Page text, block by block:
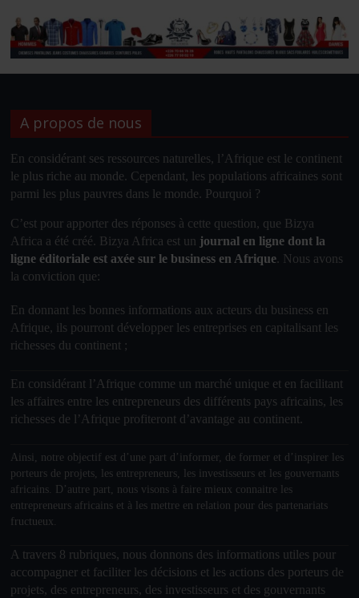
A propos de nous
En considérant ses ressources naturelles, l’Afrique est le continent
le plus riche au monde. Cependant, les populations africaines sont
parmi les plus pauvres dans le monde. Pourquoi ?
C’est pour apporter des réponses à cette question, que Bizya
Africa a été créé. Bizya Africa est un journal en ligne dont la
ligne éditoriale est axée sur le business en Afrique. Nous avons
la conviction que:
En donnant les bonnes informations aux acteurs du business en
Afrique, ils pourront développer les entreprises en capitalisant les
richesses du continent ;
En considérant l’Afrique comme un marché unique et en facilitant
les affaires entre les entrepreneurs des différents pays africains, les
richesses de l’Afrique profiteront d’avantage au continent.
Ainsi, notre objectif est d’une part d’informer, de former et d’inspirer les
porteurs de projets, les entrepreneurs, les investisseurs et les gouvernants
africains. D’autre part, nous visons à faire mieux connaitre les
entrepreneurs africains et à les mettre en relation pour des partenariats
fructueux.
A travers 8 rubriques, nous donnons des informations utiles pour
accompagner et faciliter les décisions et les actions des porteurs de
projets, des entrepreneurs, des investisseurs et des gouvernants